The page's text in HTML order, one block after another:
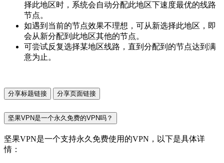
择此地区时，系统会自动分配此地区下速度最优的线路
节点。
如遇到当前的节点效果不理想，可从新选择此地区，即
会从新分配到此地区其他的节点。
可尝试反复选择某地区线路，直到分配到的节点达到满
意为止。
分享标题链接 分享页面链接
坚果VPN是一个永久免费的VPN吗？
坚果VPN是一个支持永久免费使用的VPN，以下是具体详
情：